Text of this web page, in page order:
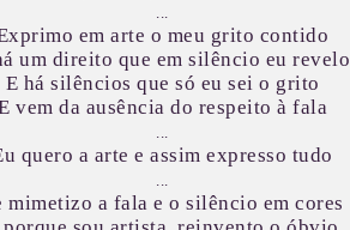
...
em arte o meu grito contido
um direito que em silêncio eu revelo
E há silêncios que só eu sei o grito
vem da ausência do respeito à fala
...
quero a arte e assim expresso tudo
...
mimetizo a fala e o silêncio em cores